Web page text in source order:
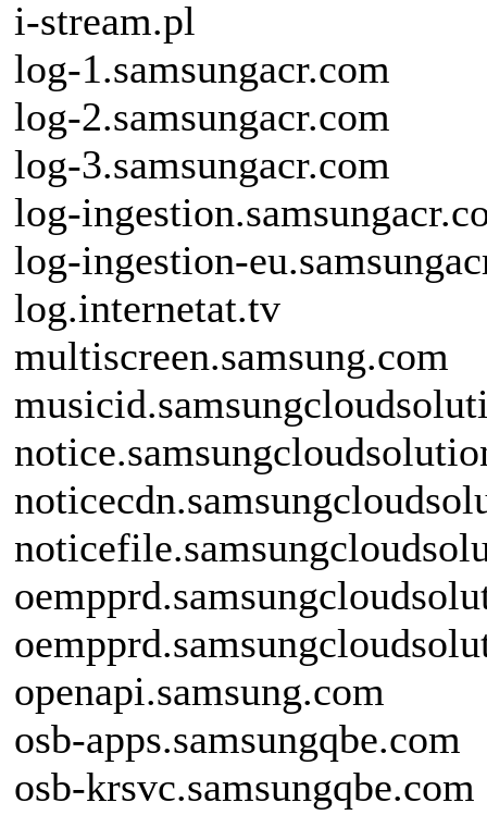
i-stream.pl
log-1.samsungacr.com
log-2.samsungacr.com
log-3.samsungacr.com
log-
log-ingestion-
log.internetat.tv
multiscreen.samsung.com
openapi.samsung.com
osb-apps.samsungqbe.com
osb-krsvc.samsungqbe.com